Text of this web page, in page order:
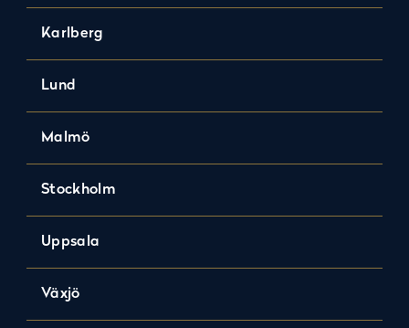
Karlberg
Lund
Malmö
Stockholm
Uppsala
Växjö